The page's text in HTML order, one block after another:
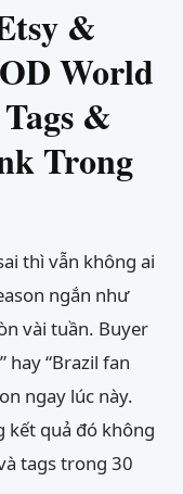
&
World
&
Trong
thì vẫn không ai
ngắn như
vài tuần. Buyer
hay “Brazil fan
ngay lúc này.
kết quả đó không
tags trong 30